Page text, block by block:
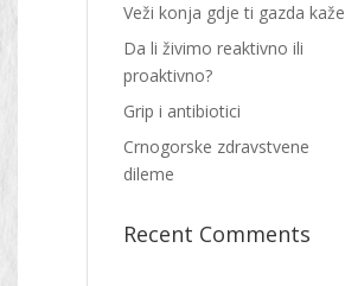
Veži konja gdje ti gazda kaže
Da li živimo reaktivno ili
proaktivno?
Grip i antibiotici
Crnogorske zdravstvene
dileme
Recent Comments